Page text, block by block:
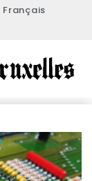
Français